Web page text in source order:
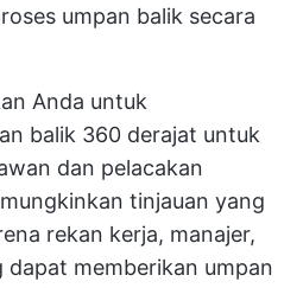
umpan balik secara
Anda untuk
balik 360 derajat untuk
dan pelacakan
tinjauan yang
rekan kerja, manajer,
dapat memberikan umpan